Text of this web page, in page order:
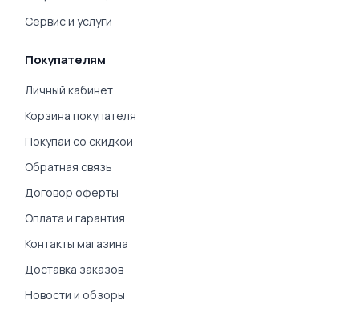
Сервис и услуги
Покупателям
Личный кабинет
Корзина покупателя
Покупай со скидкой
Обратная связь
Договор оферты
Оплата и гарантия
Контакты магазина
Доставка заказов
Новости и обзоры